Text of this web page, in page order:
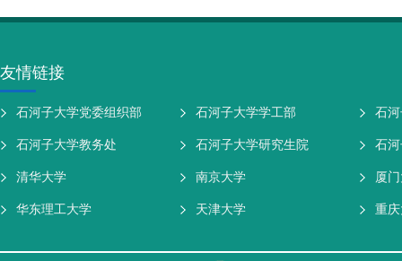
友情链接
石河子大学党委组织部 石河子大学学工部 石
石河子大学教务处 石河子大学研究生院 石
清华大学 南京大学 厦
华东理工大学 天津大学 重